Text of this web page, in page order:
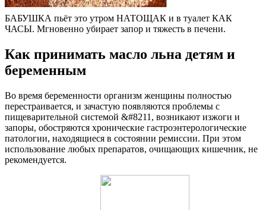
БАБУШКА пьёт это утром НАТОЩАК и в туалет КАК
ЧАСЫ. Мгновенно убирает запор и тяжесть в печени.
Как принимать масло льна детям и
беременным
Во время беременности организм женщины полностью
перестраивается, и зачастую появляются проблемы с
пищеварительной системой &#8211, возникают изжоги и
запоры, обостряются хронические гастроэнтерологические
патологии, находящиеся в состоянии ремиссии. При этом
использование любых препаратов, очищающих кишечник, не
рекомендуется.